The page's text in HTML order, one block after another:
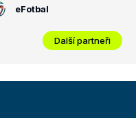
eFotbal
Další partneři